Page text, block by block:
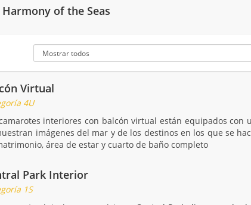
of the Seas
Virtual
4U
interiores con balcón virtual están equipados
imágenes del mar y de los destinos en los que se
área de estar y cuarto de baño completo
Park Interior
1S